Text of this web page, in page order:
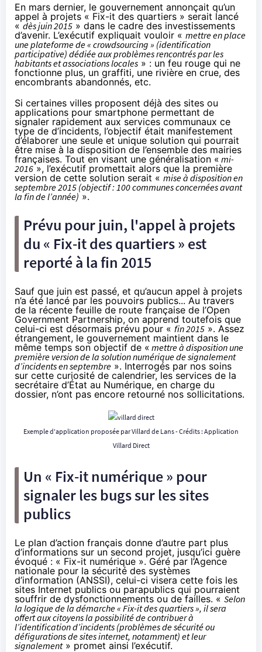
En mars dernier, le gouvernement annonçait qu’un
appel à projets « Fix-it des quartiers » serait lancé
«dès juin 2015 » dans le cadre des investissements
d’avenir. L’exécutif expliquait vouloir « mettre en place
une plateforme de « crowdsourcing » (identification
participative) dédiée aux problèmes rencontrés par les
habitants et associations locales » : un feu rouge qui ne
fonctionne plus, un graffiti, une rivière en crue, des
encombrants abandonnés, etc.
Si certaines villes proposent déjà des sites ou
applications pour smartphone permettant de
signaler rapidement aux services communaux ce
type de d’incidents, l’objectif était manifestement
d’élaborer une seule et unique solution qui pourrait
être mise à la disposition de l’ensemble des mairies
françaises. Tout en visant une généralisation « mi-
2016», l’exécutif promettait alors que la première
version de cette solution serait « mise à disposition en
septembre 2015 (objectif : 100 communes concernées avant
la fin de l’année)».
Prévu pour juin, l'appel à projets
du « Fix-it des quartiers » est
reporté à la fin 2015
Sauf que juin est passé, et qu’aucun appel à projets
n’a été lancé par les pouvoirs publics... Au travers
de la récentefeuille de route française de l’Open
Government Partnership, on apprend toutefois que
celui-ci est désormais prévu pour « fin 2015 ». Assez
étrangement, le gouvernement maintient dans le
même temps son objectif de « mettre à disposition une
première version de la solution numérique de signalement
d’incidents en septembre ». Interrogés par nos soins
sur cette curiosité de calendrier, les services de la
secrétaire d’État au Numérique, en charge du
dossier, n’ont pas encore retourné nos sollicitations.
Exemple d'application proposée par Villard de Lans - Crédits : Application
Villard Direct
Un « Fix-it numérique » pour
signaler les bugs sur les sites
publics
Le plan d’action français donne d’autre part plus
d’informations sur un second projet, jusqu’ici guère
évoqué : « Fix-it numérique ». Géré par l’Agence
nationale pour la sécurité des systèmes
d’information (ANSSI), celui-ci visera cette fois les
sites Internet publics ou parapublics qui pourraient
souffrir de dysfonctionnements ou de failles. « Selon
la logique de la démarche « Fix-it des quartiers », il sera
offert aux citoyens la possibilité de contribuer à
l’identification d’incidents (problèmes de sécurité ou
défigurations de sites internet, notamment) et leur
signalement» promet ainsi l’exécutif.